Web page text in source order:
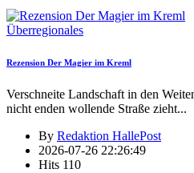
Überregionales
Rezension Der Magier im Kreml
Verschneite Landschaft in den
nicht enden wollende Straße zieht...
By Redaktion HallePost
2026-07-26 22:26:49
Hits 110